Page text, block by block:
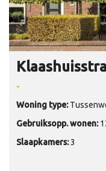
-
Woning type:
Gebruiksopp. wonen:
Slaapkamers:3